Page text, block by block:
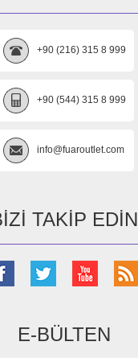
+90 (216) 315 8 999
+90 (544) 315 8 999
info@fuaroutlet.com
TAKIP EDIN
E-BÜLTEN